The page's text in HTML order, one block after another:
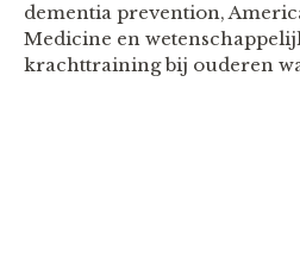
dementia prevention,
Medicine en
krachttraining bij ouderen